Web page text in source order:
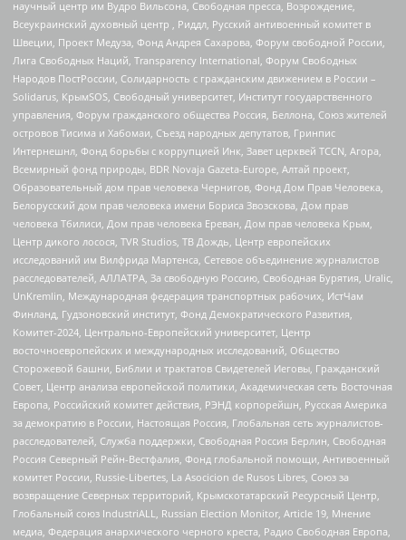
научный центр им Вудро Вильсона, Свободная пресса, Возрождение,
Всеукраинский духовный центр , Риддл, Русский антивоенный комитет в
Швеции, Проект Медуза, Фонд Андрея Сахарова, Форум свободной России,
Лига Свободных Наций, Transparеncy International, Форум Свободных
Народов ПостРоссии, Солидарность с гражданским движением в России –
Solidarus, КрымSOS, Свободный университет, Институт государственного
управления, Форум гражданского общества Россия, Беллона, Союз жителей
островов Тисима и Хабомаи, Съезд народных депутатов, Гринпис
Интернешнл, Фонд борьбы с коррупцией Инк, Завет церквей TCCN, Агора,
Всемирный фонд природы, BDR Novaja Gazeta-Europe, Алтай проект,
Образовательный дом прав человека Чернигов, Фонд Дом Прав Человека,
Белорусский дом прав человека имени Бориса Звозскова, Дом прав
человека Тбилиси, Дом прав человека Ереван, Дом прав человека Крым,
Центр дикого лосося, TVR Studios, ТВ Дождь, Центр европейских
исследований им Вилфрида Мартенса, Сетевое объединение журналистов
расследователей, АЛЛАТРА, За свободную Россию, Свободная Бурятия, Uralic,
UnKremlin, Международная федерация транспортных рабочих, ИстЧам
Финланд, Гудзоновский институт, Фонд Демократического Развития,
Комитет-2024, Центрально-Европейский университет, Центр
восточноевропейских и международных исследований, Общество
Сторожевой башни, Библии и трактатов Свидетелей Иеговы, Гражданский
Совет, Центр анализа европейской политики, Академическая сеть Восточная
Европа, Российский комитет действия, РЭНД корпорейшн, Русская Америка
за демократию в России, Настоящая Россия, Глобальная сеть журналистов-
расследователей, Служба поддержки, Свободная Россия Берлин, Свободная
Россия Северный Рейн-Вестфалия, Фонд глобальной помощи, Антивоенный
комитет России, Russie-Libertes, La Asocicion de Rusos Libres, Союз за
возвращение Северных территорий, Крымскотатарский Ресурсный Центр,
Глобальный союз IndustriALL, Russian Election Monitor, Article 19, Мнение
медиа, Федерация анархического черного креста, Радио Свободная Европа,